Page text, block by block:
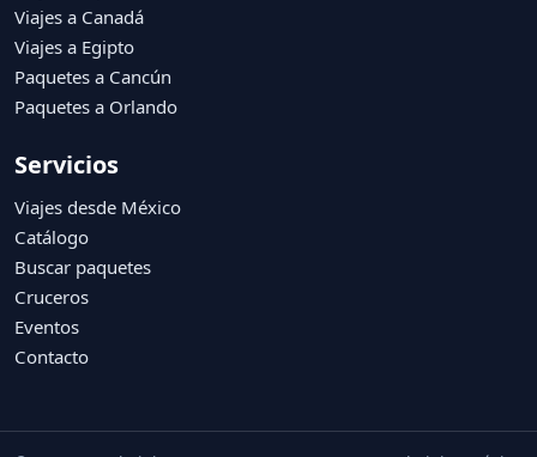
Viajes a Canadá
Viajes a Egipto
Paquetes a Cancún
Paquetes a Orlando
Servicios
Viajes desde México
Catálogo
Buscar paquetes
Cruceros
Eventos
Contacto